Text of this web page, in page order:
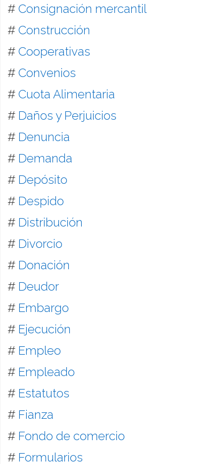
# Consignación mercantil
# Construcción
# Cooperativas
# Convenios
# Cuota Alimentaria
# Daños y Perjuicios
# Denuncia
# Demanda
# Depósito
# Despido
# Distribución
# Divorcio
# Donación
# Deudor
# Embargo
# Ejecución
# Empleo
# Empleado
# Estatutos
# Fianza
# Fondo de comercio
# Formularios